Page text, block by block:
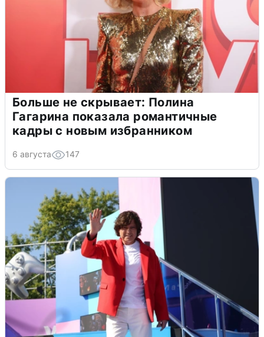
Больше не скрывает: Полина
Гагарина показала романтичные
кадры с новым избранником
6 августа 147